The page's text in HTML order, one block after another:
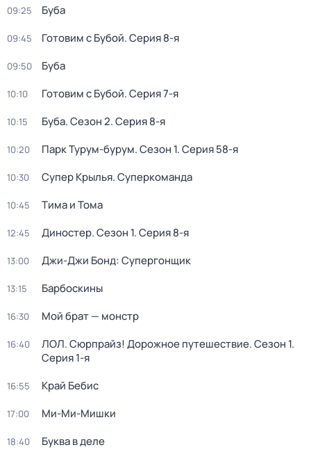
09:25 Буба
09:45 Готовим с Бубой. Серия 8-я
09:50 Буба
10:10 Готовим с Бубой. Серия 7-я
10:15 Буба. Сезон 2. Серия 8-я
10:20 Парк Турум-бурум. Сезон 1. Серия 58-я
10:30 Супер Крылья. Суперкоманда
10:45 Тима и Тома
12:45 Диностер. Сезон 1. Серия 8-я
13:00 Джи-Джи Бонд: Супергонщик
13:15 Барбоскины
16:30 Мой брат — монстр
16:40 ЛОЛ. Сюрпрайз! Дорожное путешествие. Сезон 1.
Серия 1-я
16:55 Край Бебис
17:00 Ми-Ми-Мишки
18:40 Буква в деле